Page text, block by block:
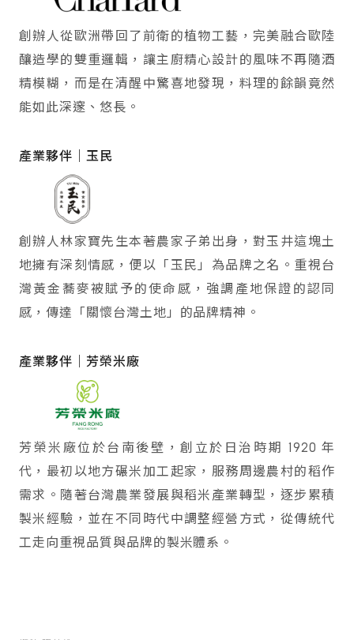
創辦人從歐洲帶回了前衛的植物工藝，完美融合歐陸
釀造學的雙重邏輯，讓主廚精心設計的風味不再隨酒
精模糊，而是在清醒中驚喜地發現，料理的餘韻竟然
能如此深邃、悠長。
產業夥伴｜玉民
創辦人林家寶先生本著農家子弟出身，對玉井這塊土
地擁有深刻情感，便以「玉民」為品牌之名。重視台
灣黃金蕎麥被賦予的使命感，強調產地保證的認同
感，傳達「關懷台灣土地」的品牌精神。
產業夥伴｜芳榮米廠
芳榮米廠位於台南後壁，創立於日治時期 1920 年
代，最初以地方碾米加工起家，服務周邊農村的稻作
需求。隨著台灣農業發展與稻米產業轉型，逐步累積
製米經驗，並在不同時代中調整經營方式，從傳統代
工走向重視品質與品牌的製米體系。